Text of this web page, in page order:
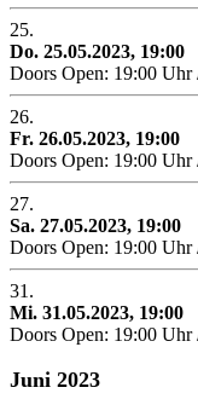
25.
Do. 25.05.2023, 19:00
Doors Open: 19:00
26.
Fr. 26.05.2023, 19:00
Doors Open: 19:00
27.
Sa. 27.05.2023, 19:00
Doors Open: 19:00
31.
Mi. 31.05.2023, 19:00
Doors Open: 19:00
Juni 2023